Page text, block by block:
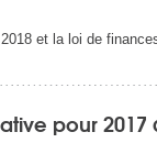
et la loi de
pour 2017